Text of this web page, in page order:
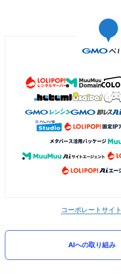
コーポレートサイト
AIへの取り組み